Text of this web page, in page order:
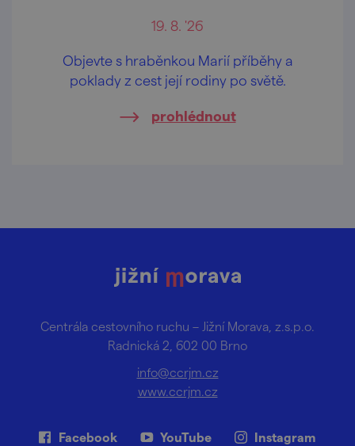
19. 8. '26
Objevte s hraběnkou Marií příběhy a
poklady z cest její rodiny po světě.
prohlédnout
Centrála cestovního ruchu – Jižní Morava, z.s.p.o.
Radnická 2, 602 00 Brno
info@ccrjm.cz
www.ccrjm.cz
Facebook YouTube Instagram